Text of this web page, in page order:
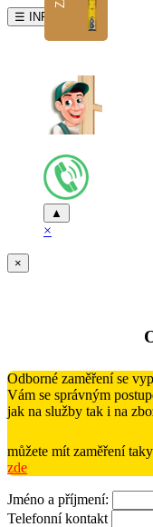
☰ INFO
▲
×
×
Odborné zaměření se
Vám se správným
jak na služby tak i na
můžete mít zaměření taky
zde
Jméno a příjmení:
Telefonní kontakt